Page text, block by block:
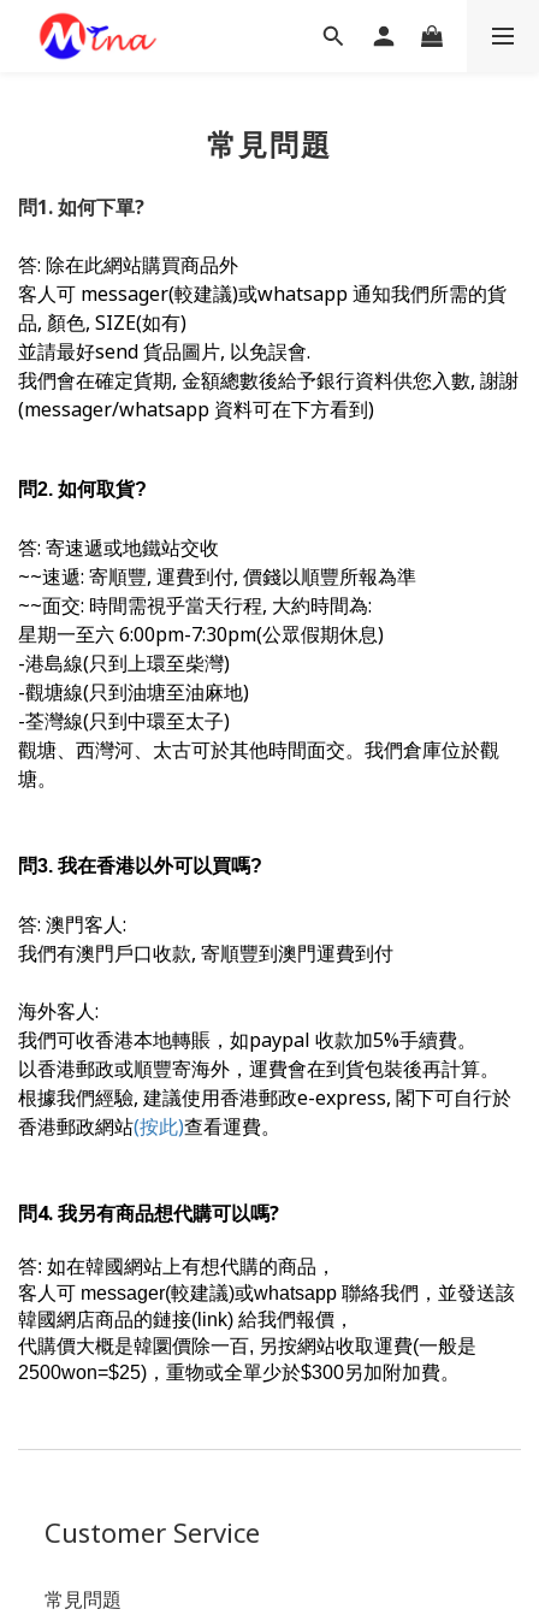
常見問題
問1. 如何下單?
答: 除在此網站購買商品外
客人可 messager(較建議)或whatsapp 通知我們所需的貨
品, 顏色, SIZE(如有)
並請最好send 貨品圖片, 以免誤會.
我們會在確定貨期, 金額總數後給予銀行資料供您入數, 謝謝
(messager/whatsapp 資料可在下方看到)
問2. 如何取貨?
答: 寄速遞或地鐵站交收
~~速遞: 寄順豐, 運費到付, 價錢以順豐所報為準
~~面交: 時間需視乎當天行程, 大約時間為:
星期一至六 6:00pm-7:30pm(公眾假期休息)
-港島線(只到上環至柴灣)
-觀塘線(只到油塘至油麻地)
-荃灣線(只到中環至太子)
觀塘、西灣河、太古可於其他時間面交。我們倉庫位於觀
塘。
問3. 我在香港以外可以買嗎?
答: 澳門客人:
我們有澳門戶口收款, 寄順豐到澳門運費到付
海外客人:
我們可收香港本地轉賬，如paypal 收款加5%手續費。
以香港郵政或順豐寄海外，運費會在到貨包裝後再計算。
根據我們經驗, 建議使用香港郵政e-express, 閣下可自行於
香港郵政網站(按此)查看運費。
問4. 我另有商品想代購可以嗎?
答: 如在韓國網站上有想代購的商品，
客人可 messager(較建議)或whatsapp 聯絡我們，並發送該
韓國網店商品的鏈接( link) 給我們報價，
代購價大概是韓圜價除一百, 另按網站收取運費(一般是
2500won=$25)，重物或全單少於$300另加附加費。
Customer Service
常見問題